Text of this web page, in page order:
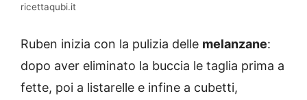
ricettaqubi.it
Ruben inizia con la pulizia delle melanzane:
dopo aver eliminato la buccia le taglia prima a
fette, poi a listarelle e infine a cubetti,